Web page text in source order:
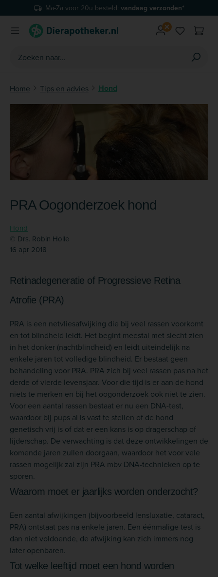
Ga naar de hoofdinhoudMa-Za voor 20u besteld: vandaag verzonden*
Je hebt
Home Tips en advies Hond
PRA Oogonderzoek hond
Hond
© Drs. Robin Holle
16 apr 2018
Retinadegeneratie of Progressieve Retina
Atrofie (PRA)
PRA is een netvliesafwijking die bij veel rassen voorkomt
en tot blindheid leidt. Het begint meestal met slecht zien
in het donker (nachtblindheid) en leidt uiteindelijk na
enkele jaren tot volledige blindheid. Er bestaat geen
behandeling voor PRA. PRA zich bij veel rassen pas na het
derde of vierde levensjaar. Voor die tijd is er aan de hond
niets te merken en bij het oogonderzoek ook niet te zien.
Voor een aantal rassen bestaat er nu een DNA-test,
waardoor bij pups al is vast te stellen of de hond
genetisch vrij is of dat er een kans is op dragerschap of
lijderschap. De verwachting is dat deze ontwikkelingen de
komende jaren zullen doorgaan, waardoor het voor vele
rassen mogelijk zal zijn PRA mbv DNA-technieken op te
sporen.
Waarom moet er jaarlijks worden onderzocht?
Een aantal afwijkingen (bijvoorbeeld lensluxatie, cataract,
PRA) ontstaat pas na enkele jaren. Een éénmalige test is
dan niet voldoende, de afwijking kan zich immers nog
later openbaren.
Tot welke leeftijd moet een hond worden